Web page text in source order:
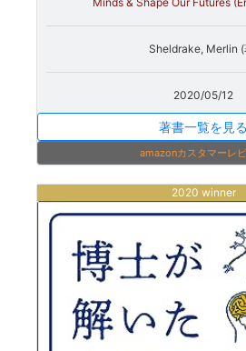
Sheldrake, Merlin (
2020/05/12
著書一覧を見る
amazonカスタマーレ
2020 winner